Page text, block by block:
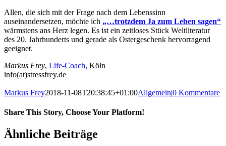
Allen, die sich mit der Frage nach dem Lebenssinn
auseinandersetzen, möchte ich „…trotzdem Ja zum Leben sagen“
wärmstens ans Herz legen. Es ist ein zeitloses Stück Weltliteratur
des 20. Jahrhunderts und gerade als Ostergeschenk hervorragend
geeignet.
Markus Frey, Life-Coach, Köln
info(at)stressfrey.de
Markus Frey2018-11-08T20:38:45+01:00Allgemein|0 Kommentare
Share This Story, Choose Your Platform!
Ähnliche Beiträge